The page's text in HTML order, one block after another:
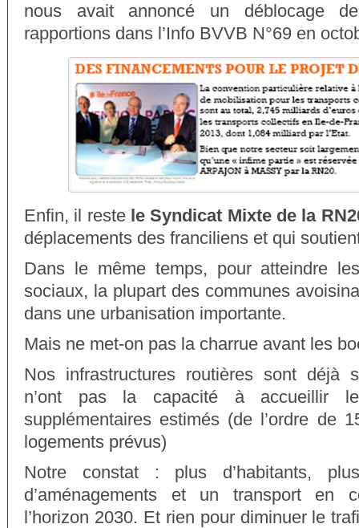
nous avait annoncé un déblocage
rapportions dans l’Info BVVB N°69 en
Enfin, il reste le Syndicat Mixte de la
déplacements des franciliens et qui
Dans le même temps, pour atteindre
sociaux, la plupart des communes
dans une urbanisation importante.
Mais ne met-on pas la charrue avant les
Nos infrastructures routières sont déjà
n’ont pas la capacité à accueillir le
supplémentaires estimés (de l’ordre de
logements prévus)
Notre constat : plus d’habitants,
d’aménagements et un transport en
l’horizon 2030. Et rien pour diminuer le